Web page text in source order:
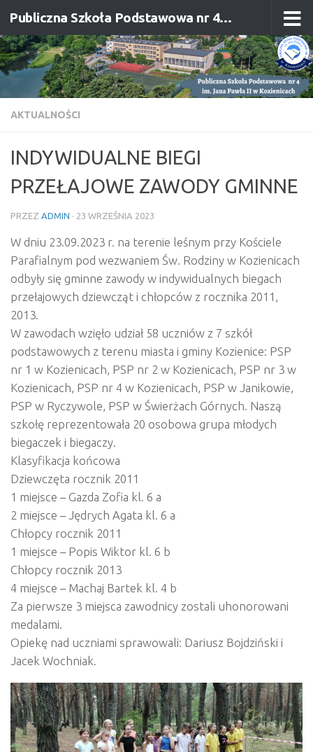
Przejdź do treści Publiczna Szkoła Podstawowa nr 4 im. Jana Pawła II w Kozienicach
AKTUALNOŚCI
INDYWIDUALNE BIEGI
PRZEŁAJOWE ZAWODY GMINNE
PRZEZ ADMIN · 23 WRZEŚNIA 2023
W dniu 23.09.2023 r. na terenie leśnym przy Kościele
Parafialnym pod wezwaniem Św. Rodziny w Kozienicach
odbyły się gminne zawody w indywidualnych biegach
przełajowych dziewcząt i chłopców z rocznika 2011,
2013.
W zawodach wzięło udział 58 uczniów z 7 szkół
podstawowych z terenu miasta i gminy Kozienice: PSP
nr 1 w Kozienicach, PSP nr 2 w Kozienicach, PSP nr 3 w
Kozienicach, PSP nr 4 w Kozienicach, PSP w Janikowie,
PSP w Ryczywole, PSP w Świerżach Górnych. Naszą
szkołę reprezentowała 20 osobowa grupa młodych
biegaczek i biegaczy.
Klasyfikacja końcowa
Dziewczęta rocznik 2011
1 miejsce – Gazda Zofia kl. 6 a
2 miejsce – Jędrych Agata kl. 6 a
Chłopcy rocznik 2011
1 miejsce – Popis Wiktor kl. 6 b
Chłopcy rocznik 2013
4 miejsce – Machaj Bartek kl. 4 b
Za pierwsze 3 miejsca zawodnicy zostali uhonorowani
medalami.
Opiekę nad uczniami sprawowali: Dariusz Bojdziński i
Jacek Wochniak.